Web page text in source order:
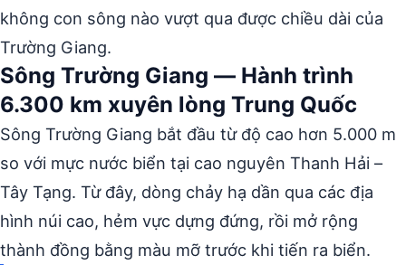
không con sông nào vượt qua được chiều dài của
Trường Giang.
Sông Trường Giang — Hành trình
6.300 km xuyên lòng Trung Quốc
Sông Trường Giang bắt đầu từ độ cao hơn 5.000 m
so với mực nước biển tại cao nguyên Thanh Hải –
Tây Tạng. Từ đây, dòng chảy hạ dần qua các địa
hình núi cao, hẻm vực dựng đứng, rồi mở rộng
thành đồng bằng màu mỡ trước khi tiến ra biển.